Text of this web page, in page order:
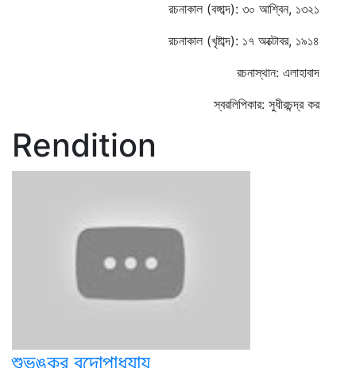
রচনাকাল (বঙ্গাব্দ): ৩০ আশ্বিন, ১৩২১
রচনাকাল (খৃষ্টাব্দ): ১৭ অক্টোবর, ১৯১৪
রচনাস্থান: এলাহাবাদ
স্বরলিপিকার: সুধীরচন্দ্র কর
Rendition
শুভঙ্কর বন্দোপাধ্যায়